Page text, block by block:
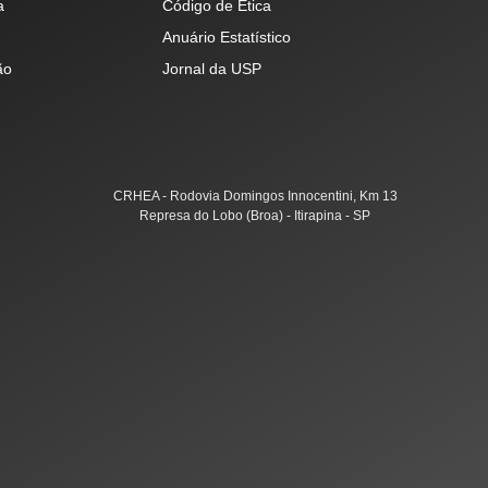
Código de Ética
Anuário Estatístico
Jornal da USP
CRHEA - Rodovia Domingos Innocentini, Km 13
Represa do Lobo (Broa) - Itirapina - SP